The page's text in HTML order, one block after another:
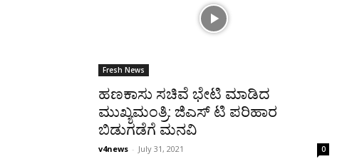
Fresh News
ಹಣಕಾಸು ಸಚಿವೆ ಭೇಟಿ ಮಾಡಿದ
ಮುಖ್ಯಮಂತ್ರಿ: ಜಿಎಸ್ ಟಿ ಪರಿಹಾರ
ಬಿಡುಗಡೆಗೆ ಮನವಿ
v4news - July 31, 2021 0